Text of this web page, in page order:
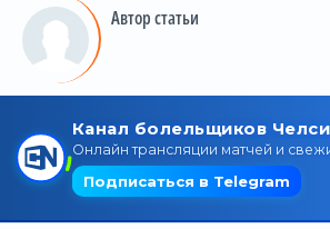
Автор статьи
Календарь игр
Состав команды
Поиск по сайту
Трансляции